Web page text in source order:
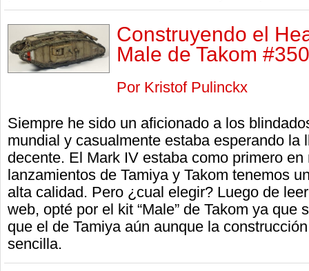
Construyendo el
Male de Takom
Por Kristof Pulinckx
Siempre he sido un aficionado a los
mundial y casualmente estaba esperando la
decente. El Mark IV estaba como primero
lanzamientos de Tamiya y Takom tenemos
alta calidad. Pero ¿cual elegir? Luego de
web, opté por el kit “Male” de Takom ya que
que el de Tamiya aún aunque la
sencilla.